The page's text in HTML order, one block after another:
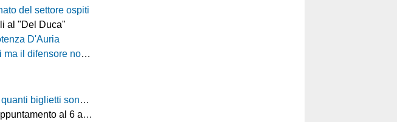
del settore ospiti
al "Del Duca"
D'Auria
non vestirà rossoblù
sono stati venduti finora
al 6 agosto